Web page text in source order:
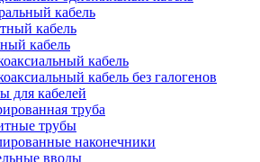
кабель
кабель
кабель
кабель
кабель без галогенов
для кабелей
труба
трубы
наконечники
вводы